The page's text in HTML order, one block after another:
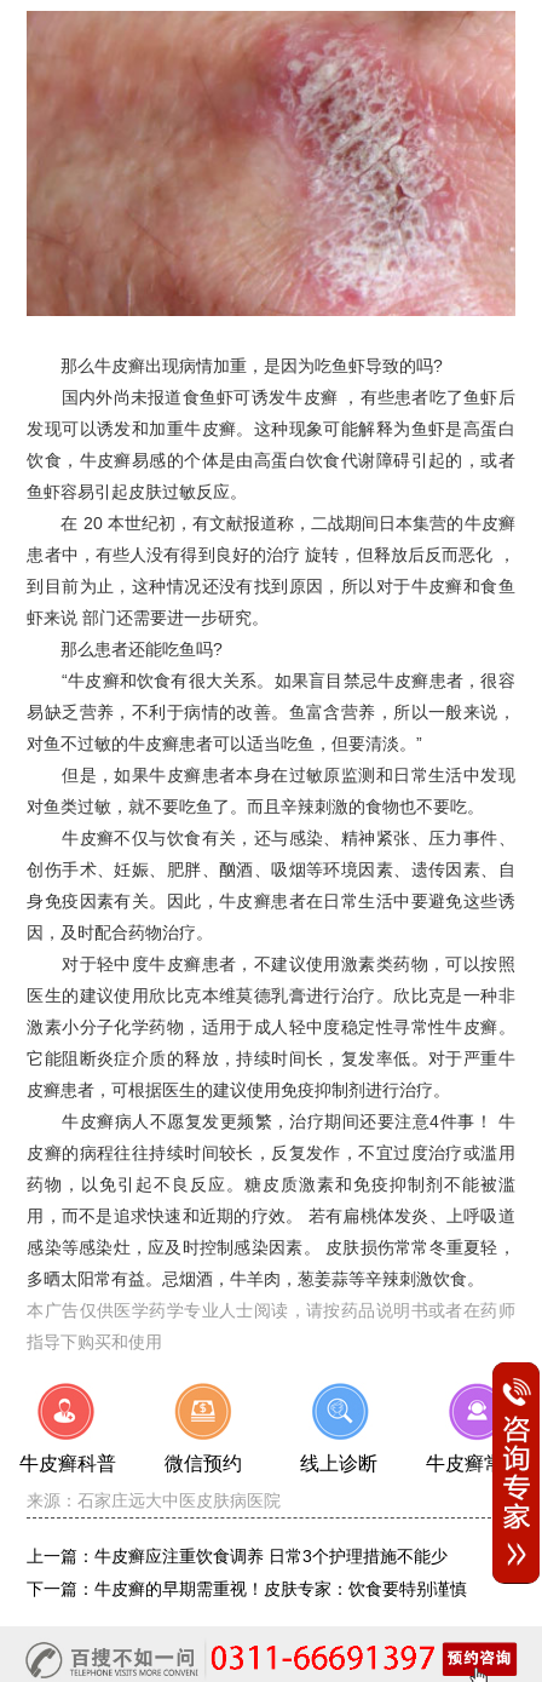
那么牛皮癣出现病情加重，是因为吃鱼虾导致的吗?
国内外尚未报道食鱼虾可诱发牛皮癣 ，有些患者吃了鱼虾后
发现可以诱发和加重牛皮癣。这种现象可能解释为鱼虾是高蛋白
饮食，牛皮癣易感的个体是由高蛋白饮食代谢障碍引起的，或者
鱼虾容易引起皮肤过敏反应。
在 20 本世纪初，有文献报道称，二战期间日本集营的牛皮癣
患者中，有些人没有得到良好的治疗 旋转，但释放后反而恶化 ，
到目前为止，这种情况还没有找到原因，所以对于牛皮癣和食鱼
虾来说 部门还需要进一步研究。
那么患者还能吃鱼吗?
“牛皮癣和饮食有很大关系。如果盲目禁忌牛皮癣患者，很容
易缺乏营养，不利于病情的改善。鱼富含营养，所以一般来说，
对鱼不过敏的牛皮癣患者可以适当吃鱼，但要清淡。”
但是，如果牛皮癣患者本身在过敏原监测和日常生活中发现
对鱼类过敏，就不要吃鱼了。而且辛辣刺激的食物也不要吃。
牛皮癣不仅与饮食有关，还与感染、精神紧张、压力事件、
创伤手术、妊娠、肥胖、酗酒、吸烟等环境因素、遗传因素、自
身免疫因素有关。因此，牛皮癣患者在日常生活中要避免这些诱
因，及时配合药物治疗。
对于轻中度牛皮癣患者，不建议使用激素类药物，可以按照
医生的建议使用欣比克本维莫德乳膏进行治疗。欣比克是一种非
激素小分子化学药物，适用于成人轻中度稳定性寻常性牛皮癣。
它能阻断炎症介质的释放，持续时间长，复发率低。对于严重牛
皮癣患者，可根据医生的建议使用免疫抑制剂进行治疗。
牛皮癣病人不愿复发更频繁，治疗期间还要注意4件事！ 牛
皮癣的病程往往持续时间较长，反复发作，不宜过度治疗或滥用
药物，以免引起不良反应。糖皮质激素和免疫抑制剂不能被滥
用，而不是追求快速和近期的疗效。 若有扁桃体发炎、上呼吸道
感染等感染灶，应及时控制感染因素。 皮肤损伤常常冬重夏轻，
多晒太阳常有益。忌烟酒，牛羊肉，葱姜蒜等辛辣刺激饮食。
本广告仅供医学药学专业人士阅读，请按药品说明书或者在药师
指导下购买和使用
牛皮癣科普 微信预约 线上诊断 牛皮癣常识
来源：石家庄远大中医皮肤病医院
上一篇：牛皮癣应注重饮食调养 日常3个护理措施不能少
下一篇：牛皮癣的早期需重视！皮肤专家：饮食要特别谨慎